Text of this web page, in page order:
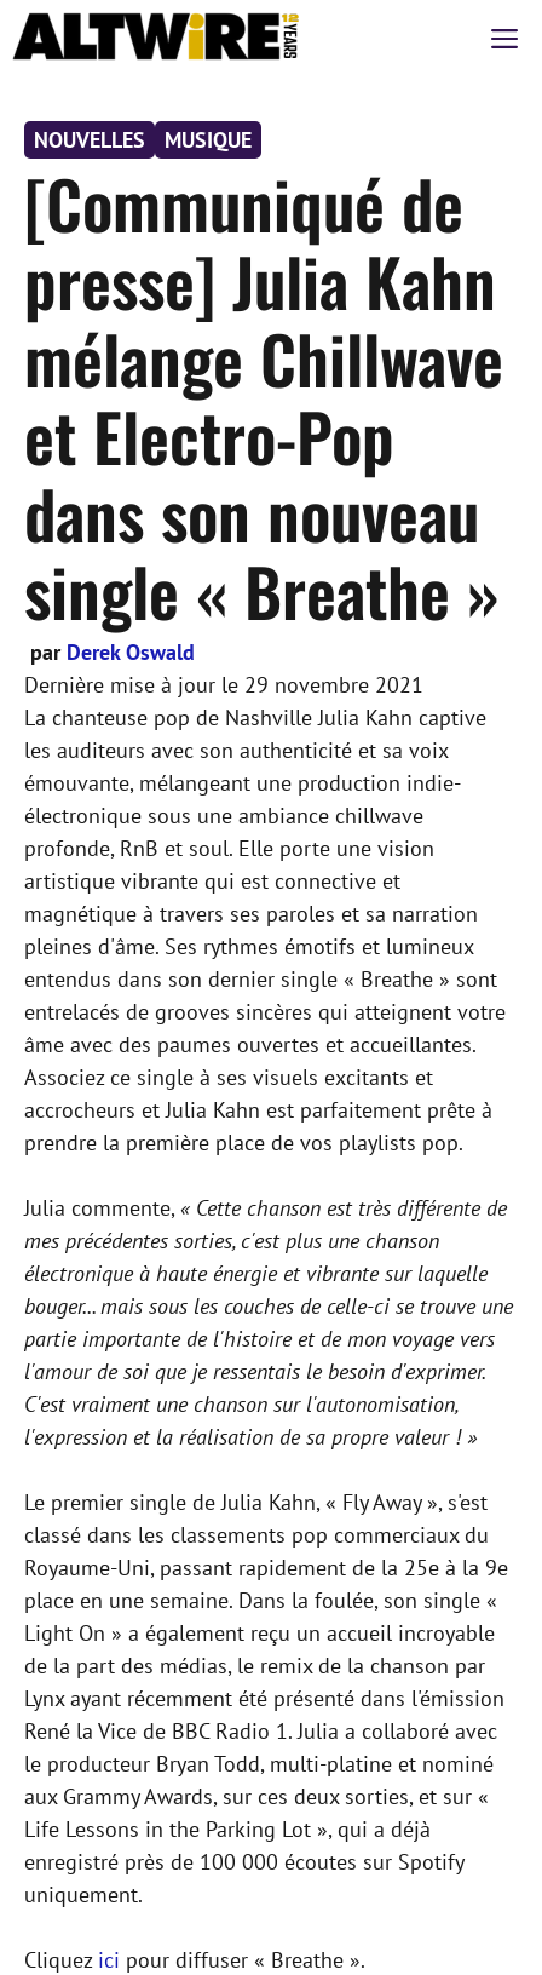
Aller
au
NOUVELLES MUSIQUE
[Communiqué de
presse] Julia Kahn
mélange Chillwave
et Electro-Pop
dans son nouveau
single « Breathe »
par Derek Oswald
Dernière mise à jour le 29 novembre 2021
La chanteuse pop de Nashville Julia Kahn captive
les auditeurs avec son authenticité et sa voix
émouvante, mélangeant une production indie-
électronique sous une ambiance chillwave
profonde, RnB et soul. Elle porte une vision
artistique vibrante qui est connective et
magnétique à travers ses paroles et sa narration
pleines d'âme. Ses rythmes émotifs et lumineux
entendus dans son dernier single « Breathe » sont
entrelacés de grooves sincères qui atteignent votre
âme avec des paumes ouvertes et accueillantes.
Associez ce single à ses visuels excitants et
accrocheurs et Julia Kahn est parfaitement prête à
prendre la première place de vos playlists pop.
Julia commente,« Cette chanson est très différente de
mes précédentes sorties, c'est plus une chanson
électronique à haute énergie et vibrante sur laquelle
bouger... mais sous les couches de celle-ci se trouve une
partie importante de l'histoire et de mon voyage vers
l'amour de soi que je ressentais le besoin d'exprimer.
C'est vraiment une chanson sur l'autonomisation,
l'expression et la réalisation de sa propre valeur ! »
Le premier single de Julia Kahn, « Fly Away », s'est
classé dans les classements pop commerciaux du
Royaume-Uni, passant rapidement de la 25e à la 9e
place en une semaine. Dans la foulée, son single «
Light On » a également reçu un accueil incroyable
de la part des médias, le remix de la chanson par
Lynx ayant récemment été présenté dans l'émission
René la Vice de BBC Radio 1. Julia a collaboré avec
le producteur Bryan Todd, multi-platine et nominé
aux Grammy Awards, sur ces deux sorties, et sur «
Life Lessons in the Parking Lot », qui a déjà
enregistré près de 100 000 écoutes sur Spotify
uniquement.
Cliquez ici pour diffuser « Breathe ».